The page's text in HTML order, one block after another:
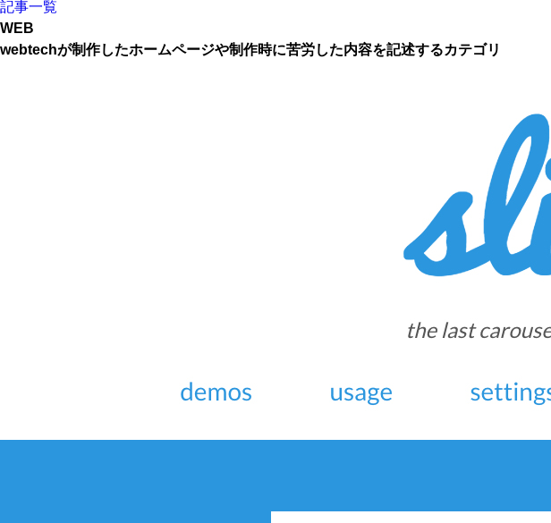
記事一覧
WEB
webtechが制作したホームページや制作時に苦労した内容を記述するカテゴリ